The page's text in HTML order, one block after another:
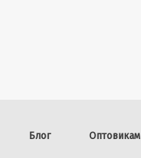
Блог Оптовикам